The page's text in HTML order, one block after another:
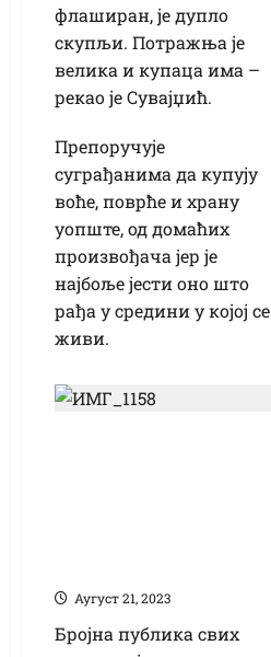
флаширан, је дупло
скупљи. Потражња је
велика и купаца има –
рекао је Сувајџић.
Препоручује
суграђанима да купују
воће, поврће и храну
уопште, од домаћих
произвођача јер је
најбоље јести оно што
рађа у средини у којој се
живи.
Аугуст 21, 2023
Бројна публика свих